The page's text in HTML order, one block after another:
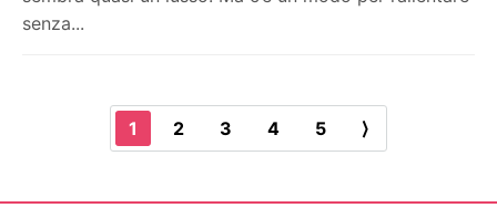
senza...
1 2 3 4 5 ⟩